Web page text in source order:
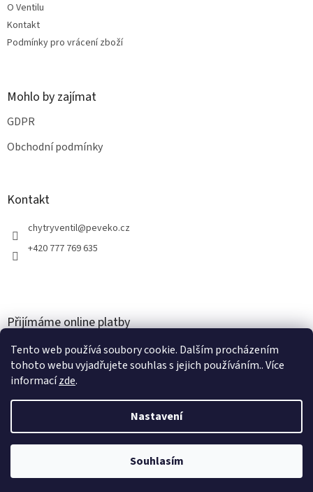
Tento web používá soubory cookie. Dalším procházením
tohoto webu vyjadřujete souhlas s jejich používáním.. Více
informacízde.
Nastavení
Souhlasím
O Ventilu
Kontakt
Podmínky pro vrácení zboží
Mohlo by zajímat
GDPR
Obchodní podmínky
Kontakt
chytryventil@peveko.cz
+420 777 769 635
Přijímáme online platby
Vytvořil Shoptet
PEVEKO. Všechna práva vyhrazena.